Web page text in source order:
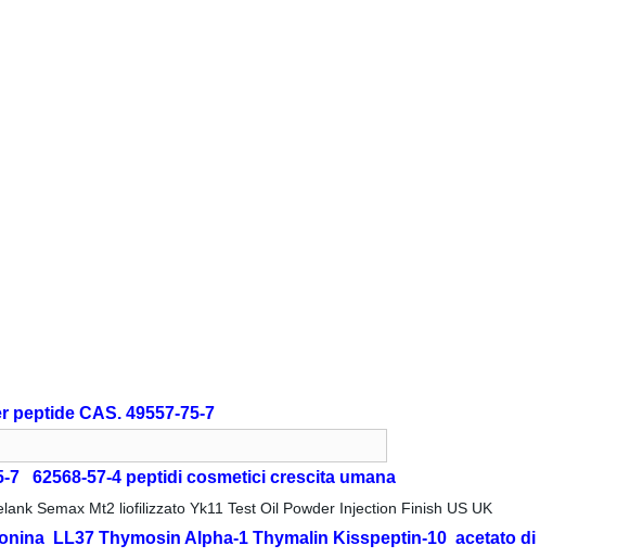
peptide CAS. 49557-75-7
7 62568-57-4 peptidi cosmetici crescita umana
Semax Mt2 liofilizzato Yk11 Test Oil Powder Injection Finish US UK
LL37 Thymosin Alpha-1 Thymalin Kisspeptin-10 acetato di